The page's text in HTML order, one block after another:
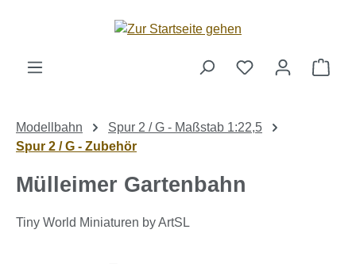
Zum Hauptinhalt springen
Modellbahn
Spur 2 / G - Maßstab 1:22,5
Spur 2 / G - Zubehör
Mülleimer Gartenbahn
Tiny World Miniaturen by ArtSL